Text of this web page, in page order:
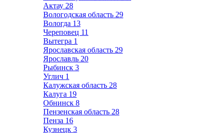
Актау 28
Вологодская область 29
Вологда 13
Череповец 11
Вытегра 1
Ярославская область 29
Ярославль 20
Рыбинск 3
Углич 1
Калужская область 28
Калуга 19
Обнинск 8
Пензенская область 28
Пенза 16
Кузнецк 3